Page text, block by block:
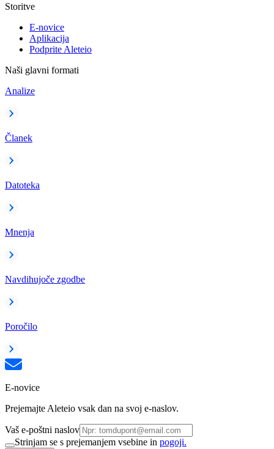
Storitve
E-novice
Aplikacija
Podprite Aleteio
Naši glavni formati
Analize
Članek
Datoteka
Mnenja
Navdihujoče zgodbe
Poročilo
E-novice
Prejemajte Aleteio vsak dan na svoj e-naslov.
Vaš e-poštni naslov
Strinjam se s prejemanjem vsebine in pogoji.